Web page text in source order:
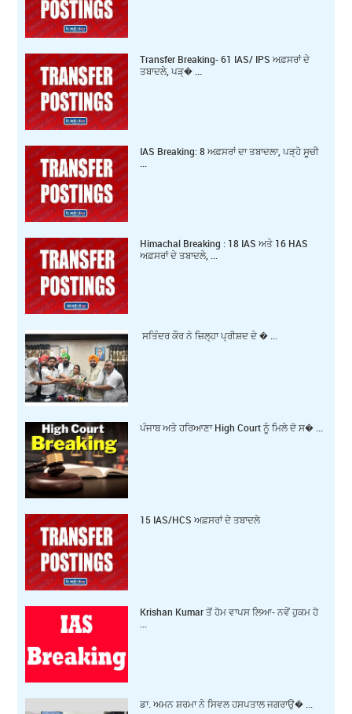
Transfer Breaking- 61 IAS/ IPS ਅਫ਼ਸਰਾਂ ਦੇ
ਤਬਾਦਲੇ, ਪੜ੍� ...
IAS Breaking: 8 ਅਫ਼ਸਰਾਂ ਦਾ ਤਬਾਦਲਾ, ਪੜ੍ਹੋ ਸੂਚੀ
Himachal Breaking : 18 IAS ਅਤੇ 16 HAS
ਅਫ਼ਸਰਾਂ ਦੇ ਤਬਾਦਲੇ, ...
ਸਤਿੰਦਰ ਕੌਰ ਨੇ ਜ਼ਿਲ੍ਹਾ ਪ੍ਰੀਸ਼ਦ ਦੇ � ...
ਪੰਜਾਬ ਅਤੇ ਹਰਿਆਣਾ High Court ਨੂੰ ਮਿਲੇ ਦੋ ਸ� ...
15 IAS/HCS ਅਫ਼ਸਰਾਂ ਦੇ ਤਬਾਦਲੇ
Krishan Kumar ਤੋਂ ਹੋਮ ਵਾਪਸ ਲਿਆ- ਨਵੇਂ ਹੁਕਮ ਹੋ
ਡਾ. ਅਮਨ ਸ਼ਰਮਾ ਨੇ ਸਿਵਲ ਹਸਪਤਾਲ ਜਗਰਾਉ� ...